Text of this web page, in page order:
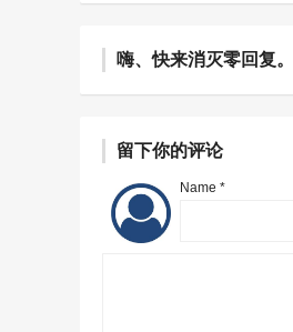
嗨、快来消灭零回复。
留下你的评论
Name *